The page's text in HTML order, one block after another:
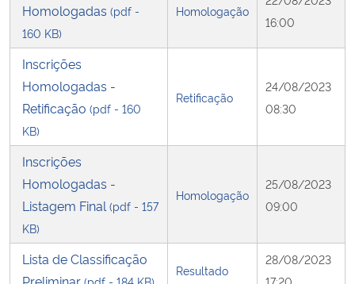
Homologadas (pdf -
160 KB)
Homologação
16:00
Inscrições
Homologadas -
Retificação (pdf - 160
KB)
Retificação
24/08/2023
08:30
Inscrições
Homologadas -
Listagem Final (pdf - 157
KB)
Homologação
25/08/2023
09:00
Lista de Classificação
Resultado
28/08/2023